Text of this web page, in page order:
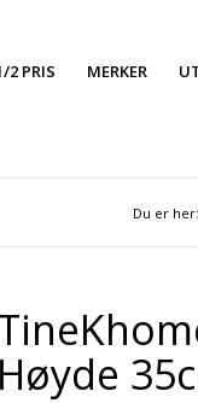
2 PRIS MERKER
Du er her:
Høyde